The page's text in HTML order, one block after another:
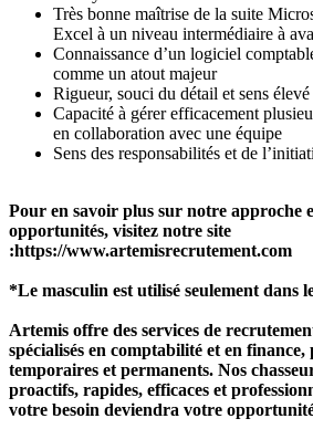
Très bonne maîtrise de la suite
Excel à un niveau intermédiaire à
Connaissance d’un logiciel
comme un atout majeur
Rigueur, souci du détail et sens
Capacité à gérer efficacement
en collaboration avec une équipe
Sens des responsabilités et de
Pour en savoir plus sur notre approche
opportunités, visitez notre site
:https://www.artemisrecrutement.com
*Le masculin est utilisé seulement dans
Artemis offre des services de
spécialisés en comptabilité et en finance,
temporaires et permanents. Nos
proactifs, rapides, efficaces et
votre besoin deviendra votre